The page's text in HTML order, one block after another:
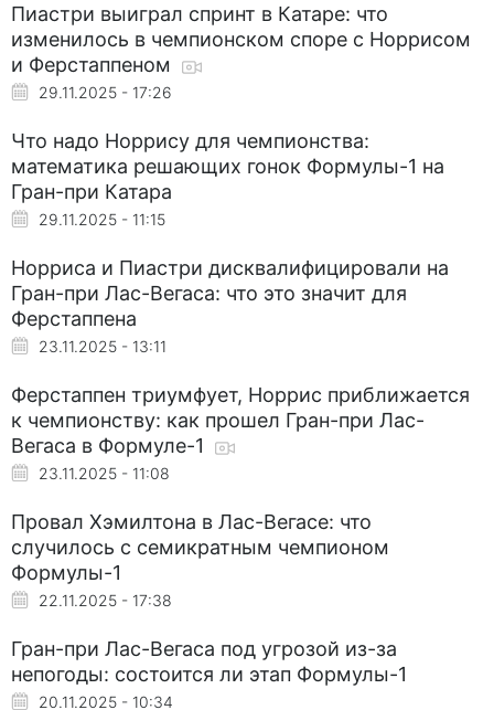
Пиастри выиграл спринт в Катаре: что
изменилось в чемпионском споре с Норрисом
и Ферстаппеном
29.11.2025 - 17:26
Что надо Норрису для чемпионства:
математика решающих гонок Формулы-1 на
Гран-при Катара
29.11.2025 - 11:15
Норриса и Пиастри дисквалифицировали на
Гран-при Лас-Вегаса: что это значит для
Ферстаппена
23.11.2025 - 13:11
Ферстаппен триумфует, Норрис приближается
к чемпионству: как прошел Гран-при Лас-
Вегаса в Формуле-1
23.11.2025 - 11:08
Провал Хэмилтона в Лас-Вегасе: что
случилось с семикратным чемпионом
Формулы-1
22.11.2025 - 17:38
Гран-при Лас-Вегаса под угрозой из-за
непогоды: состоится ли этап Формулы-1
20.11.2025 - 10:34